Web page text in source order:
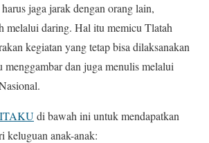
jaga jarak dengan orang lain,
melalui daring. Hal itu memicu Tlatah
kegiatan yang tetap bisa dilaksanakan
menggambar dan juga menulis melalui
di bawah ini untuk mendapatkan
keluguan anak-anak: